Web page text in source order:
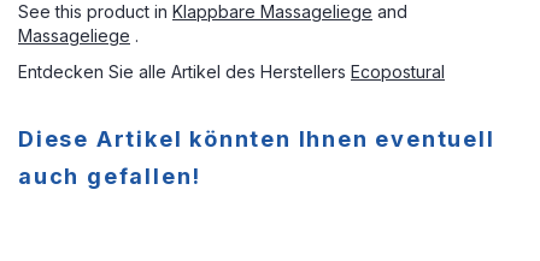
See this product in Klappbare Massageliege and
Massageliege .
Entdecken Sie alle Artikel des Herstellers Ecopostural
Diese Artikel könnten Ihnen eventuell
auch gefallen!